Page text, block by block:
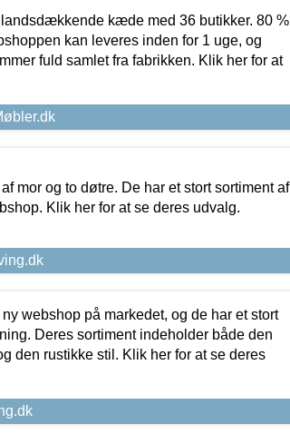
kæde med 36 butikker. 80 %
kan leveres inden for 1 uge, og
fuld samlet fra fabrikken. Klik her for at
mor og to døtre. De har et stort sortiment af
Klik her for at se deres udvalg.
webshop på markedet, og de har et stort
Deres sortiment indeholder både den
den rustikke stil. Klik her for at se deres